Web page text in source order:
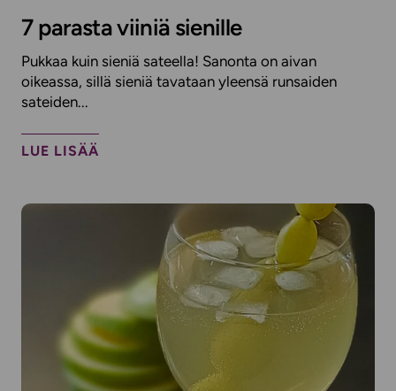
7 parasta viiniä sienille
Pukkaa kuin sieniä sateella! Sanonta on aivan
oikeassa, sillä sieniä tavataan yleensä runsaiden
sateiden...
LUE LISÄÄ